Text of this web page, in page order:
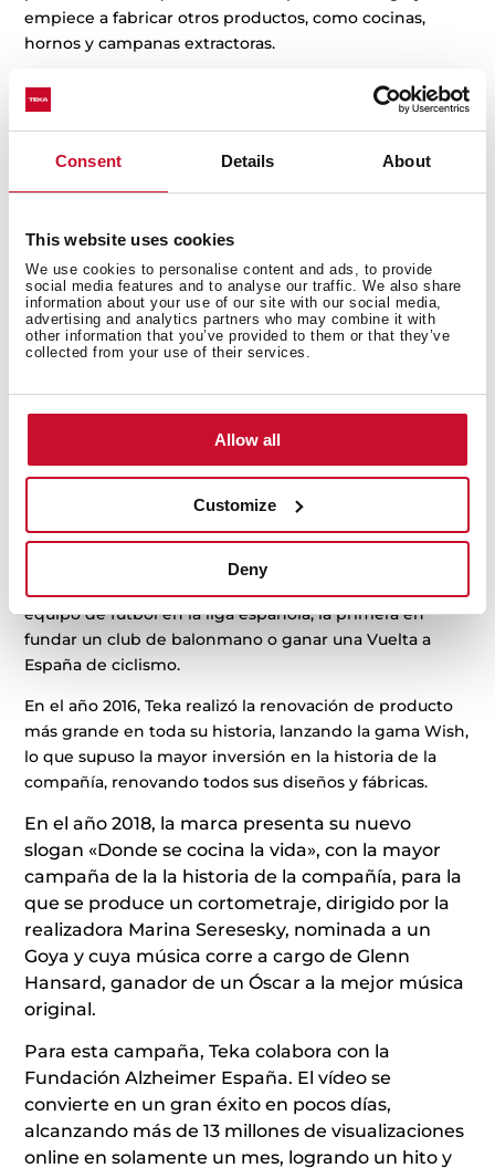
Consent Details About
This website uses cookies
We use cookies to personalise content and ads, to provide
social media features and to analyse our traffic. We also share
information about your use of our site with our social media,
advertising and analytics partners who may combine it with
other information that you’ve provided to them or that they’ve
collected from your use of their services.
Allow all
Customize
Deny
empiece a fabricar otros productos, como cocinas,
hornos y campanas extractoras.
La compañía es reconocida internacionalmente como
una de las marcas pioneras en el nacimiento de los
electrodomésticos de encastre para la cocina.
inicia actividades en cinco continentes. Durante este
periodo los productos de la marca obtienen gran
reconocimiento, e innumerables premios a nivel
internacional, gracias al diseño y alta calidad de sus
productos para cocina y baño.
Desde los años 70 y durante los siguientes 40 años,
Teka se convierte en uno de los principales
patrocinadores deportivos a nivel mundial, formando
parte de la historia de clubes como el Real Madrid,
siendo el principal patrocinador de sus divisiones de
fútbol y baloncesto. En estos años la marca logró varios
equipo de fútbol en la liga española, la primera en
fundar un club de balonmano o ganar una Vuelta a
España de ciclismo.
En el año 2016, Teka realizó la renovación de producto
más grande en toda su historia, lanzando la gama Wish,
lo que supuso la mayor inversión en la historia de la
compañía, renovando todos sus diseños y fábricas.
En el año 2018, la marca presenta su nuevo
slogan «Donde se cocina la vida», con la mayor
campaña de la la historia de la compañía, para la
que se produce un cortometraje, dirigido por la
realizadora Marina Seresesky, nominada a un
Goya y cuya música corre a cargo de Glenn
Hansard, ganador de un Óscar a la mejor música
original.
Para esta campaña, Teka colabora con la
Fundación Alzheimer España. El vídeo se
convierte en un gran éxito en pocos días,
alcanzando más de 13 millones de visualizaciones
online en solamente un mes, logrando un hito y